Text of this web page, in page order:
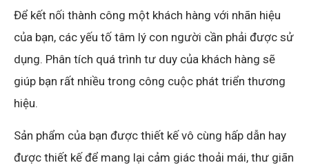
Để kết nối thành công một khách hàng với nhãn hiệu
của bạn, các yếu tố tâm lý con người cần phải được sử
dụng. Phân tích quá trình tư duy của khách hàng sẽ
giúp bạn rất nhiều trong công cuộc phát triển thương
hiệu.
Sản phẩm của bạn được thiết kế vô cùng hấp dẫn hay
được thiết kế để mang lại cảm giác thoải mái, thư giãn